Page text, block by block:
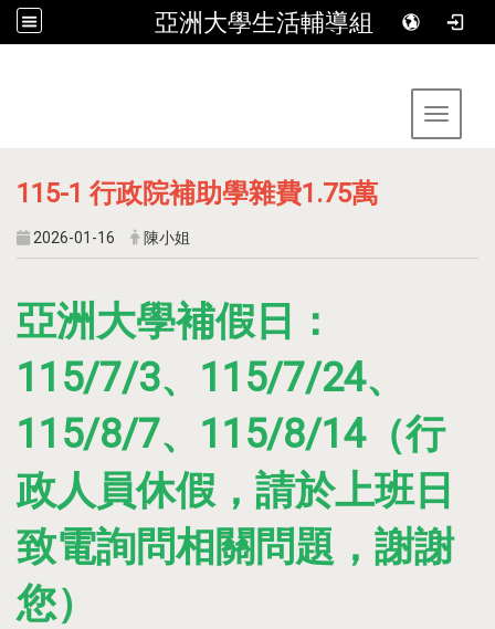
亞洲大學生活輔導組
Toggle
115-1 行政院補助學雜費1.75萬
2026-01-16 陳小姐
亞洲大學補假日：
115/7/3、115/7/24、
115/8/7、115/8/14（行
政人員休假，請於上班日
致電詢問相關問題，謝謝
您）